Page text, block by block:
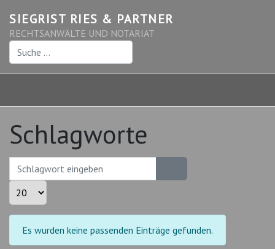
SIEGRIST RIES & PARTNER
RECHTSANWÄLTE UND NOTARIAT
Suchen
Schlagworte
Schlagwort eingeben
Anzeige #
Information
Es wurden keine passenden Einträge gefunden.